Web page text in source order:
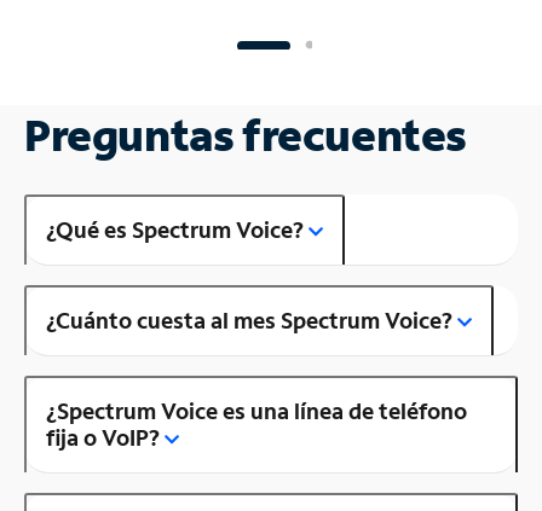
Preguntas frecuentes
¿Qué es Spectrum Voice?
¿Cuánto cuesta al mes Spectrum Voice?
¿Spectrum Voice es una línea de teléfono
fija o VoIP?